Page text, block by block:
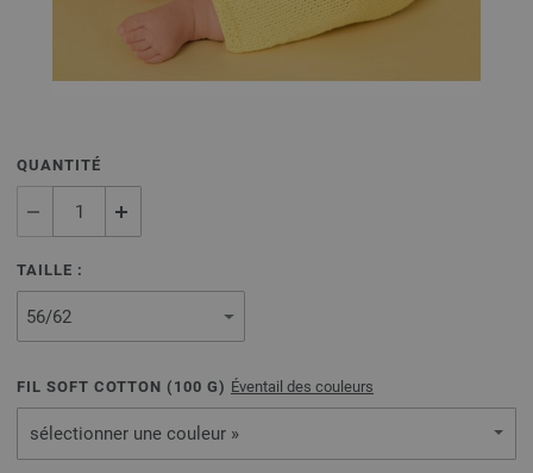
QUANTITÉ
TAILLE :
FIL SOFT COTTON ( 100 G) Éventail des couleurs
sélectionner une couleur »